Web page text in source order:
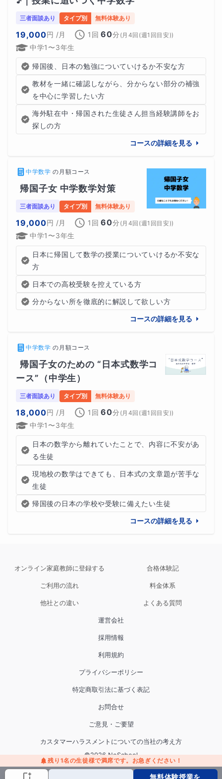
状況に応じて 最善な計画 を考え、分量などを相談しなが
ら、
日割りで参考書やそのページ・内容を組み立てて指示し、
作成したスケジュール表は毎回の授業報告で
にて送付いたします。
これにより、
「何を勉強していいかわからない…」
悩み・不安を解消
ていくことができます。
三者面談あり タイプ別 無料体験あり
19,000円 /月 1回 60分 (月4回(週1回目安))
中学1〜3年生
帰国後、日本の勉強についていけるか不安な方
教材を一緒に確認しながら、分からない部分の補強
を中心に学習したい方
海外駐在中・帰国された生徒さん担当経験講師をお
探しの方
コースの詳細を見る
中学数学 の 月額コース
帰国子女 中学数学対策
三者面談あり タイプ別 無料体験あり
19,000円 /月 1回 60分 (月4回(週1回目安))
中学1〜3年生
日本に帰国して数学の授業についていけるか不安な
方
日本での高校受験を控えている方
分からない所を徹底的に解説して欲しい方
コースの詳細を見る
中学数学 の 月額コース
帰国子女のための “日本式数学コ
ース”（中学生）
三者面談あり タイプ別 無料体験あり
18,000円 /月 1回 60分 (月4回(週1回目安))
中学1〜3年生
日本の数学から離れていたことで、内容に不安があ
る生徒
現地校の数学はできても、日本式の文章題が苦手な
生徒
帰国後の日本の学校や受験に備えたい生徒
コースの詳細を見る
残り 1名の生徒様で満席です。お急ぎください！
無料体験授業を
オンライン家庭教師に登録する 合格体験記
ご利用の流れ 料金体系
他社との違い よくある質問
運営会社
採用情報
利用規約
プライバシーポリシー
特定商取引法に基づく表記
お問合せ
ご意見・ご要望
カスタマーハラスメントについての当社の考え方
©2026NoSchool